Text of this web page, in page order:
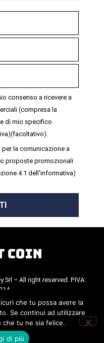
consenso a ricevere a
(compresa la
di mio specifico
la comunicazione a
proposte promozionali
4.1 dell'informativa)
– All right reserved. P.IVA:
Policy.
che tu possa avere la
Se continui ad utilizzare
che tu ne sia felice.
di più